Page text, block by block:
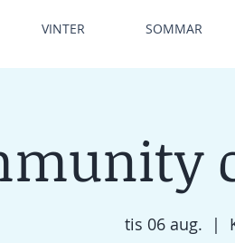
VINTER SOMMAR
tis 06 aug.
  |